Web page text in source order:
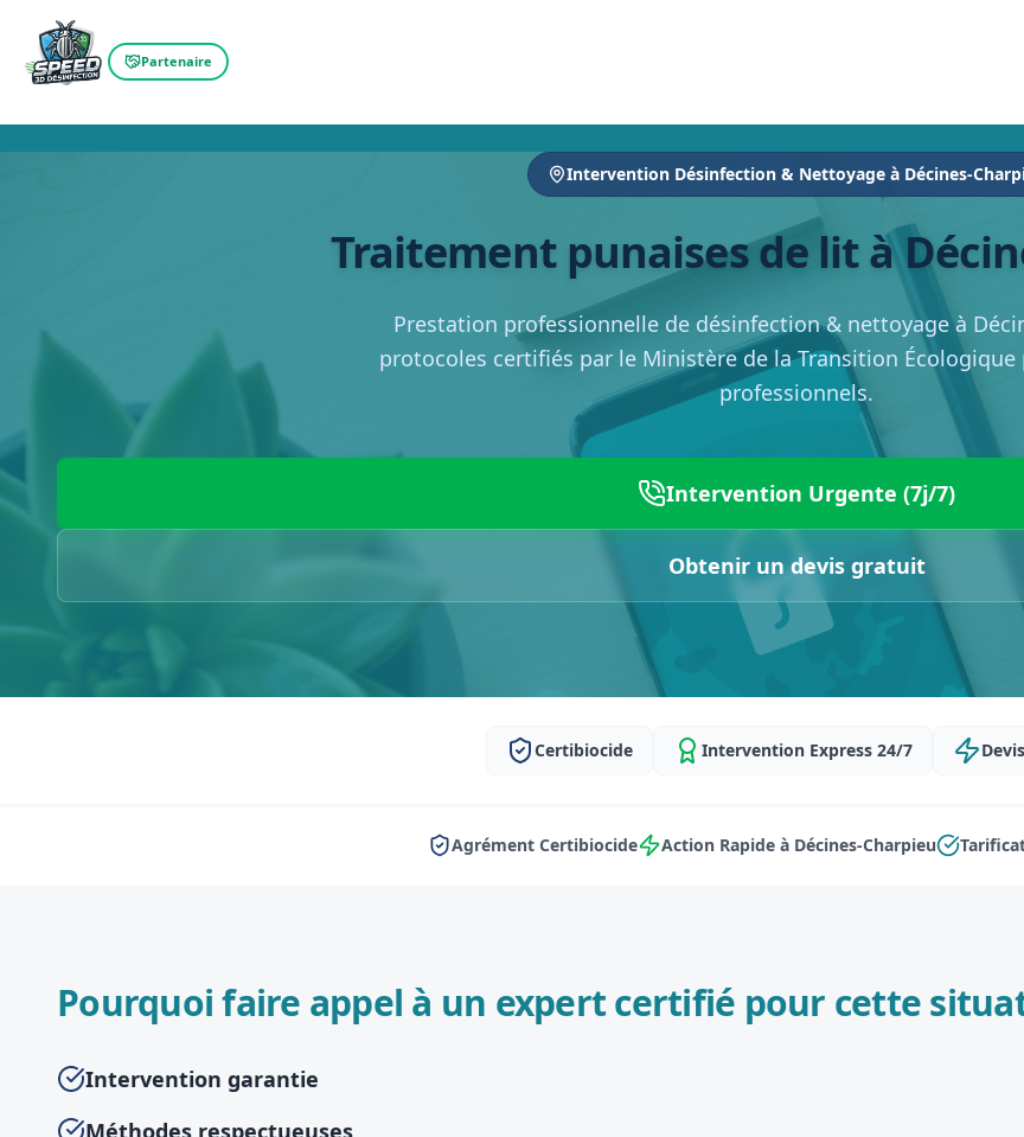
Partenaire
Intervention Désinfection & Nettoyage à Décines-
Traitement punaises de lit à
Prestation professionnelle de désinfection & nettoyage à
protocoles certifiés par le Ministère de la Transition
professionnels.
Intervention Urgente (7j/7)
Obtenir un devis gratuit
Certibiocide Intervention Express 24/7
Agrément Certibiocide Action Rapide à Décines-Charpieu
Pourquoi faire appel à un expert certifié pour cette
Intervention garantie
Méthodes respectueuses